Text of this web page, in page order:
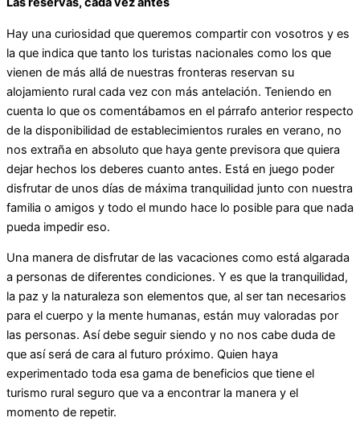
Hay una curiosidad que queremos compartir con vosotros y es
la que indica que tanto los turistas nacionales como los que
vienen de más allá de nuestras fronteras reservan su
alojamiento rural cada vez con más antelación. Teniendo en
cuenta lo que os comentábamos en el párrafo anterior respecto
de la disponibilidad de establecimientos rurales en verano, no
nos extraña en absoluto que haya gente previsora que quiera
dejar hechos los deberes cuanto antes. Está en juego poder
disfrutar de unos días de máxima tranquilidad junto con nuestra
familia o amigos y todo el mundo hace lo posible para que nada
pueda impedir eso.
Una manera de disfrutar de las vacaciones como está algarada
a personas de diferentes condiciones. Y es que la tranquilidad,
la paz y la naturaleza son elementos que, al ser tan necesarios
para el cuerpo y la mente humanas, están muy valoradas por
las personas. Así debe seguir siendo y no nos cabe duda de
que así será de cara al futuro próximo. Quien haya
experimentado toda esa gama de beneficios que tiene el
turismo rural seguro que va a encontrar la manera y el
momento de repetir.